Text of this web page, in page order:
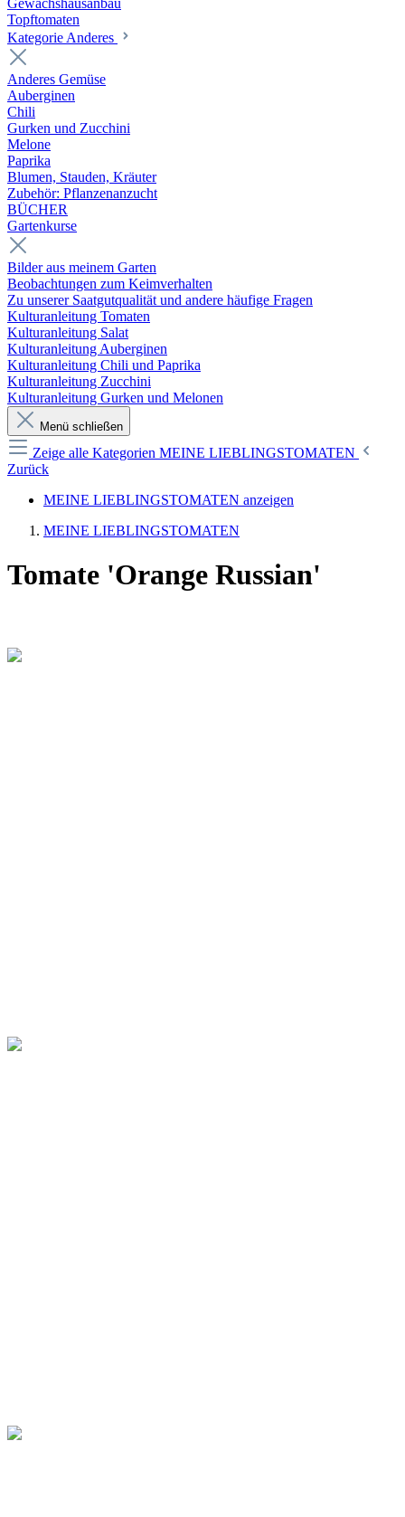
Gewächshausanbau
Topftomaten
Kategorie Anderes
Anderes Gemüse
Auberginen
Chili
Gurken und Zucchini
Melone
Paprika
Blumen, Stauden, Kräuter
Zubehör: Pflanzenanzucht
BÜCHER
Gartenkurse
Bilder aus meinem Garten
Beobachtungen zum Keimverhalten
Zu unserer Saatgutqualität und andere häufige Fragen
Kulturanleitung Tomaten
Kulturanleitung Salat
Kulturanleitung Auberginen
Kulturanleitung Chili und Paprika
Kulturanleitung Zucchini
Kulturanleitung Gurken und Melonen
Menü schließen
Zeige alle Kategorien MEINE LIEBLINGSTOMATEN
Zurück
MEINE LIEBLINGSTOMATEN anzeigen
MEINE LIEBLINGSTOMATEN
Tomate 'Orange Russian'